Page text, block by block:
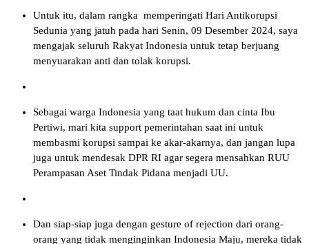
Untuk itu, dalam rangka memperingati Hari Antikorupsi
Sedunia yang jatuh pada hari Senin, 09 Desember 2024, saya
mengajak seluruh Rakyat Indonesia untuk tetap berjuang
menyuarakan anti dan tolak korupsi.
Sebagai warga Indonesia yang taat hukum dan cinta Ibu
Pertiwi, mari kita support pemerintahan saat ini untuk
membasmi korupsi sampai ke akar-akarnya, dan jangan lupa
juga untuk mendesak DPR RI agar segera mensahkan RUU
Perampasan Aset Tindak Pidana menjadi UU.
Dan siap-siap juga dengan gesture of rejection dari orang-
orang yang tidak menginginkan Indonesia Maju, mereka tidak